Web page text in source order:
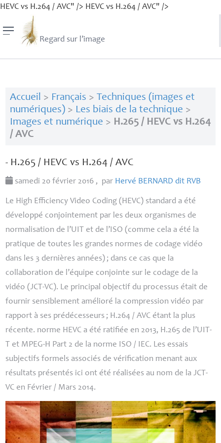
HEVC vs H.264 / AVC" /> HEVC vs H.264 / AVC" />
Regard sur l’image
Accueil > Français > Techniques (images et
numériques)> Les biais de la technique >
Images et numérique > H.265 / HEVC vs H.264
/ AVC
- H.265 / HEVC vs H.264 /AVC
samedi 20 février 2016 , par Hervé BERNARD dit RVB
Le High Efficiency Video Coding (HEVC) standard a été
développé conjointement par les deux organismes de
normalisation de l’UIT et de l’ISO (comme cela a été la
pratique de toutes les grandes normes de codage vidéo
dans les 3 dernières années) ; dans ce cas que la
collaboration de l’équipe conjointe sur le codage de la
vidéo (JCT-VC). Le principal objectif du processus était de
fournir sensiblement amélioré la compression vidéo par
rapport à ses prédécesseurs ; H.264 /AVC étant la plus
récente. norme HEVC a été ratifiée en 2013, H.265 de l’UIT-
T et MPEG-H Part 2 de la norme ISO / IEC. Les essais
subjectifs formels associés de vérification menant aux
résultats présentés ici ont été réalisées au nom de laJCT-
VC en Février / Mars 2014.